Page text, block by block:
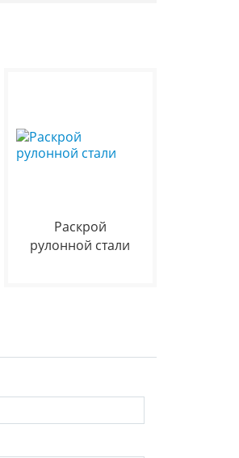
Раскрой
рулонной стали